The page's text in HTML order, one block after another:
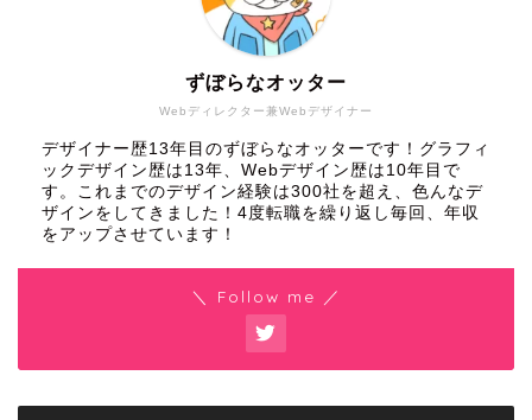
Webディレクター兼Webデザイナー
ずぼらなオッター
デザイナー歴13年目のずぼらなオッターです！グラフィ
ックデザイン歴は13年、Webデザイン歴は10年目で
す。これまでのデザイン経験は300社を超え、色んなデ
ザインをしてきました！4度転職を繰り返し毎回、年収
をアップさせています！
＼ Follow me ／